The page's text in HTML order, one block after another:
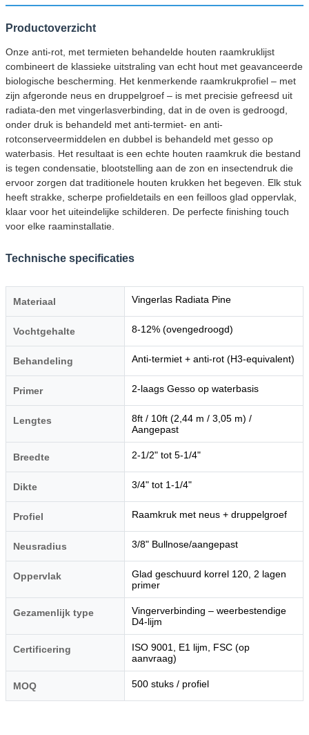
Productoverzicht
Onze anti-rot, met termieten behandelde houten raamkruklijst
combineert de klassieke uitstraling van echt hout met geavanceerde
biologische bescherming. Het kenmerkende raamkrukprofiel – met
zijn afgeronde neus en druppelgroef – is met precisie gefreesd uit
radiata-den met vingerlasverbinding, dat in de oven is gedroogd,
onder druk is behandeld met anti-termiet- en anti-
rotconserveermiddelen en dubbel is behandeld met gesso op
waterbasis. Het resultaat is een echte houten raamkruk die bestand
is tegen condensatie, blootstelling aan de zon en insectendruk die
ervoor zorgen dat traditionele houten krukken het begeven. Elk stuk
heeft strakke, scherpe profieldetails en een feilloos glad oppervlak,
klaar voor het uiteindelijke schilderen. De perfecte finishing touch
voor elke raaminstallatie.
Technische specificaties
Materiaal Vingerlas Radiata Pine
Vochtgehalte 8-12% (ovengedroogd)
Behandeling Anti-termiet + anti-rot (H3-equivalent)
Primer 2-laags Gesso op waterbasis
Lengtes
8ft / 10ft (2,44 m / 3,05 m) /
Aangepast
Breedte 2-1/2" tot 5-1/4"
Dikte 3/4" tot 1-1/4"
Profiel Raamkruk met neus + druppelgroef
Neusradius 3/8" Bullnose/aangepast
Oppervlak
Glad geschuurd korrel 120, 2 lagen
primer
Gezamenlijk type
Vingerverbinding – weerbestendige
D4-lijm
Certificering
ISO 9001, E1 lijm, FSC (op
aanvraag)
MOQ 500 stuks / profiel